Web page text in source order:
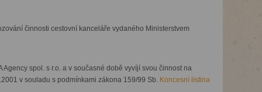
činnosti cestovní kanceláře vydaného Ministerstvem
spol. s r.o. a v současné době vyvíjí svou činnost na
v souladu s podmínkami zákona 159/99 Sb. Koncesní listina